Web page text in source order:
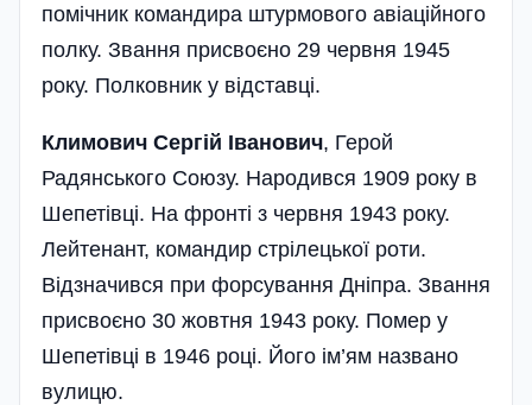
помічник командира штурмового авіаційного
полку. Звання присвоєно 29 червня 1945
року. Полковник у відставці.
Климович Сергій Іванович, Герой
Радянського Союзу. Народився 1909 року в
Шепетівці. На фронті з червня 1943 року.
Лейтенант, командир стрілецької роти.
Відзначився при форсування Дніпра. Звання
присвоєно 30 жовтня 1943 року. Помер у
Шепетівці в 1946 році. Його ім’ям названо
вулицю.